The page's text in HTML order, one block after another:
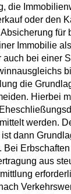
die
oder den
für
Immobilie
auch bei einer
die
Hierbei
werden.
dann
Bei
aus